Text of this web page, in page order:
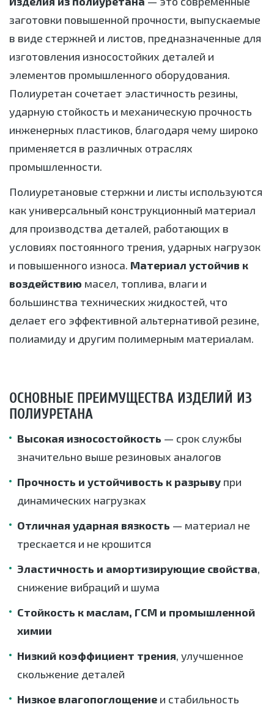
заготовки повышенной прочности, выпускаемые
в виде стержней и листов, предназначенные для
изготовления износостойких деталей и
элементов промышленного оборудования.
Полиуретан сочетает эластичность резины,
ударную стойкость и механическую прочность
инженерных пластиков, благодаря чему широко
применяется в различных отраслях
промышленности.
Полиуретановые стержни и листы используются
как универсальный конструкционный материал
для производства деталей, работающих в
условиях постоянного трения, ударных нагрузок
и повышенного износа. Материал устойчив к
воздействию масел, топлива, влаги и
большинства технических жидкостей, что
делает его эффективной альтернативой резине,
полиамиду и другим полимерным материалам.
ОСНОВНЫЕ ПРЕИМУЩЕСТВА ИЗДЕЛИЙ ИЗ
ПОЛИУРЕТАНА
Высокая износостойкость — срок службы
значительно выше резиновых аналогов
Прочность и устойчивость к разрыву при
динамических нагрузках
Отличная ударная вязкость — материал не
трескается и не крошится
Эластичность и амортизирующие свойства,
снижение вибраций и шума
Стойкость к маслам, ГСМ и промышленной
химии
Низкий коэффициент трения, улучшенное
скольжение деталей
Низкое влагопоглощение и стабильность